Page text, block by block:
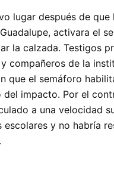
lugar después de que
activara el
la calzada. Testigos
compañeros de la
que el semáforo
del impacto. Por el
a una velocidad
escolares y no habría